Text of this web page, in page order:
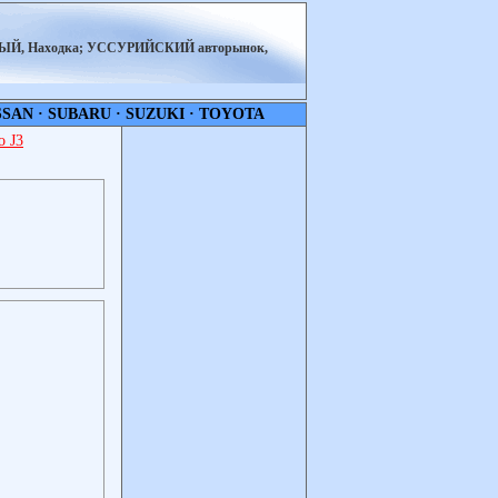
Находка; УССУРИЙСКИЙ авторынок,
· SUBARU· SUZUKI· TOYOTA
J3